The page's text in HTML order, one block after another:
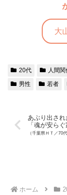
大
20代 人間関
男性
若者
あぶり出さ
「魂が安ら
（千葉県ＨＴ／70
ホーム